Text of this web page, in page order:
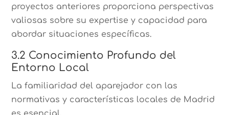
proyectos anteriores proporciona perspectivas
valiosas sobre su expertise y capacidad para
abordar situaciones específicas.
3.2 Conocimiento Profundo del
Entorno Local
La familiaridad del aparejador con las
normativas y características locales de Madrid